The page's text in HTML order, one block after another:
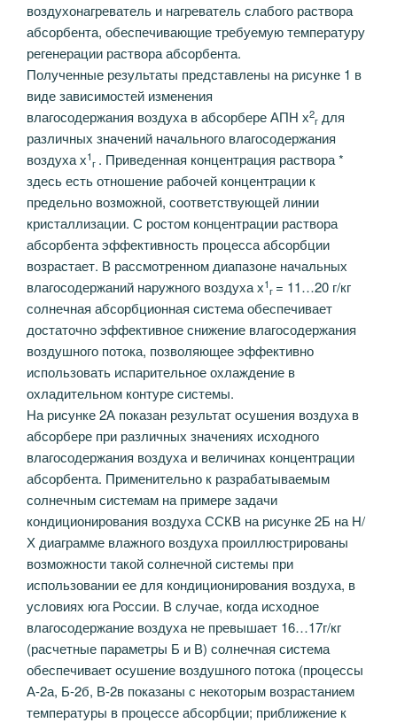
воздухонагреватель и нагреватель слабого раствора
абсорбента, обеспечивающие требуемую температуру
регенерации раствора абсорбента.
Полученные результаты представлены на рисунке 1 в
виде зависимостей изменения
влагосодержания воздуха в абсорбере АПН х2
г для
различных значений начального влагосодержания
воздуха х1
г . Приведенная концентрация раствора *
здесь есть отношение рабочей концентрации к
предельно возможной, соответствующей линии
кристаллизации. С ростом концентрации раствора
абсорбента эффективность процесса абсорбции
возрастает. В рассмотренном диапазоне начальных
влагосодержаний наружного воздуха х1
г = 11…20 г/кг
солнечная абсорбционная система обеспечивает
достаточно эффективное снижение влагосодержания
воздушного потока, позволяющее эффективно
использовать испарительное охлаждение в
охладительном контуре системы.
На рисунке 2А показан результат осушения воздуха в
абсорбере при различных значениях исходного
влагосодержания воздуха и величинах концентрации
абсорбента. Применительно к разрабатываемым
солнечным системам на примере задачи
кондиционирования воздуха ССКВ на рисунке 2Б на Н/
Х диаграмме влажного воздуха проиллюстрированы
возможности такой солнечной системы при
использовании ее для кондиционирования воздуха, в
условиях юга России. В случае, когда исходное
влагосодержание воздуха не превышает 16…17г/кг
(расчетные параметры Б и В) солнечная система
обеспечивает осушение воздушного потока (процессы
А-2а, Б-2б, В-2в показаны с некоторым возрастанием
температуры в процессе абсорбции; приближение к